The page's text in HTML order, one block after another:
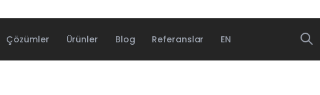
Çözümler Ürünler Blog Referanslar EN